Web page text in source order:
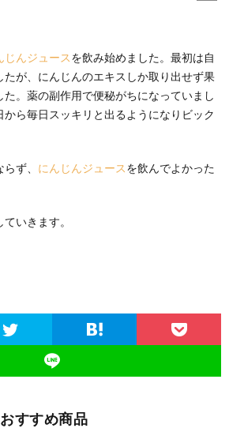
じんジュースを飲み始めました。最初は自
が、にんじんのエキスしか取り出せず果
。薬の副作用で便秘がちになっていまし
ら毎日スッキリと出るようになりビック
ず、 にんじんジュースを飲んでよかった
いきます。
すすめ商品